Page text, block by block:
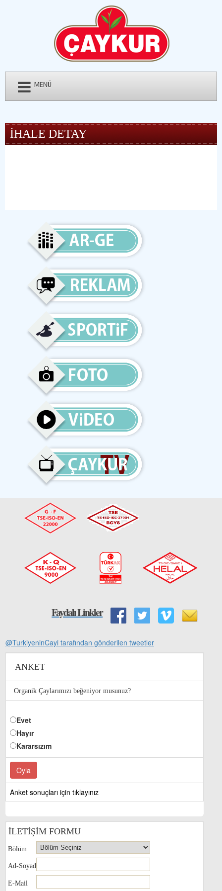
MENÜ
İHALE DETAY
Faydalı Linkler
@TurkiyeninCayi tarafından gönderilen tweetler
ANKET
Organik Çaylarımızı beğeniyor musunuz?
Evet
Hayır
Kararsızım
Anket sonuçları için tıklayınız
İLETİŞİM FORMU
Bölüm
Ad-Soyad
E-Mail